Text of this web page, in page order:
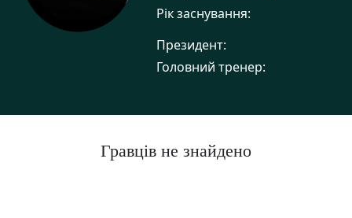
Рік заснування:
Президент:
Головний тренер:
Гравців не знайдено